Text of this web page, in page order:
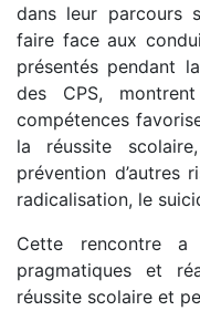
dans leur parcours
faire face aux
présentés pendant
des CPS,
compétences
la réussite
prévention d’autres
radicalisation, le
Cette rencontre a
pragmatiques et
réussite scolaire et